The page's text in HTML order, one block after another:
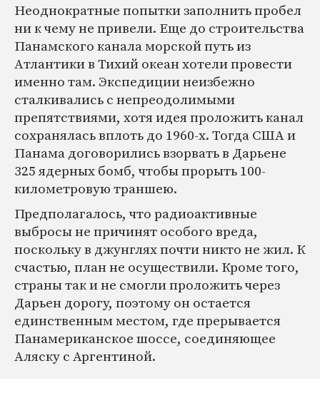
Неоднократные попытки заполнить пробел
ни к чему не привели. Еще до строительства
Панамского канала морской путь из
Атлантики в Тихий океан хотели провести
именно там. Экспедиции неизбежно
сталкивались с непреодолимыми
препятствиями, хотя идея проложить канал
сохранялась вплоть до 1960-х. Тогда США и
Панама договорились взорвать в Дарьене
325 ядерных бомб, чтобы прорыть 100-
километровую траншею.
Предполагалось, что радиоактивные
выбросы не причинят особого вреда,
поскольку в джунглях почти никто не жил. К
счастью, план не осуществили. Кроме того,
страны так и не смогли проложить через
Дарьен дорогу, поэтому он остается
единственным местом, где прерывается
Панамериканское шоссе, соединяющее
Аляску с Аргентиной.